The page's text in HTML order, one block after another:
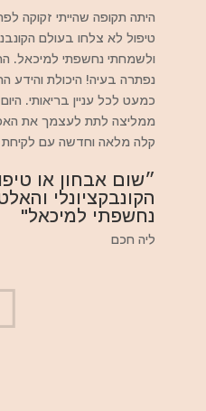
היתה תקופה שהייתי זקוקה
טיפול לא צלחו בעולם
ולשמחתי נחשפתי למיכאל.
נפתרה בעיה! היכולת והידע
כמעט לכל עניין בריאותי.
ממליצה לתת לעצמך את
קלה מלאה וחדשה עם לקיחת
״שום אבחון או
הקונבקציונלי
נחשפתי למיכאל"
ליה חכם